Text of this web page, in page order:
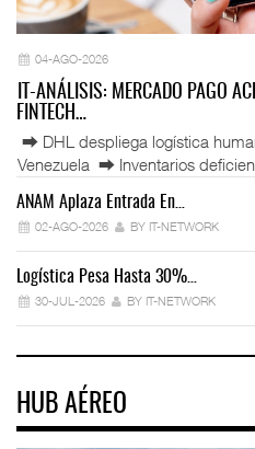
04-AGO-2026
IT-ANÁLISIS: MERCADO PAGO
FINTECH…
⮕ DHL despliega logística
Venezuela ⮕ Inventarios
ANAM Aplaza Entrada En…
02-AGO-2026 BY IT-NETWORK
Logística Pesa Hasta 30%…
30-JUL-2026 BY IT-NETWORK
HUB AÉREO